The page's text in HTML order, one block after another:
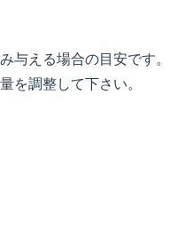
与える場合の目安です。
を調整して下さい。